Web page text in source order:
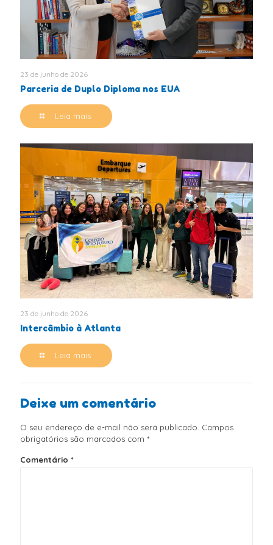
23 de junho de 2026
Parceria de Duplo Diploma nos EUA
Leia mais
23 de junho de 2026
Intercâmbio à Atlanta
Leia mais
Deixe um comentário
O seu endereço de e-mail não será publicado. Campos
obrigatórios são marcados com *
Comentário *